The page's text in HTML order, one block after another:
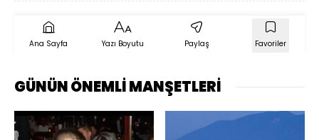
Ana Sayfa Yazı Boyutu Paylaş Favoriler
GÜNÜN ÖNEMLİ MANŞETLERİ